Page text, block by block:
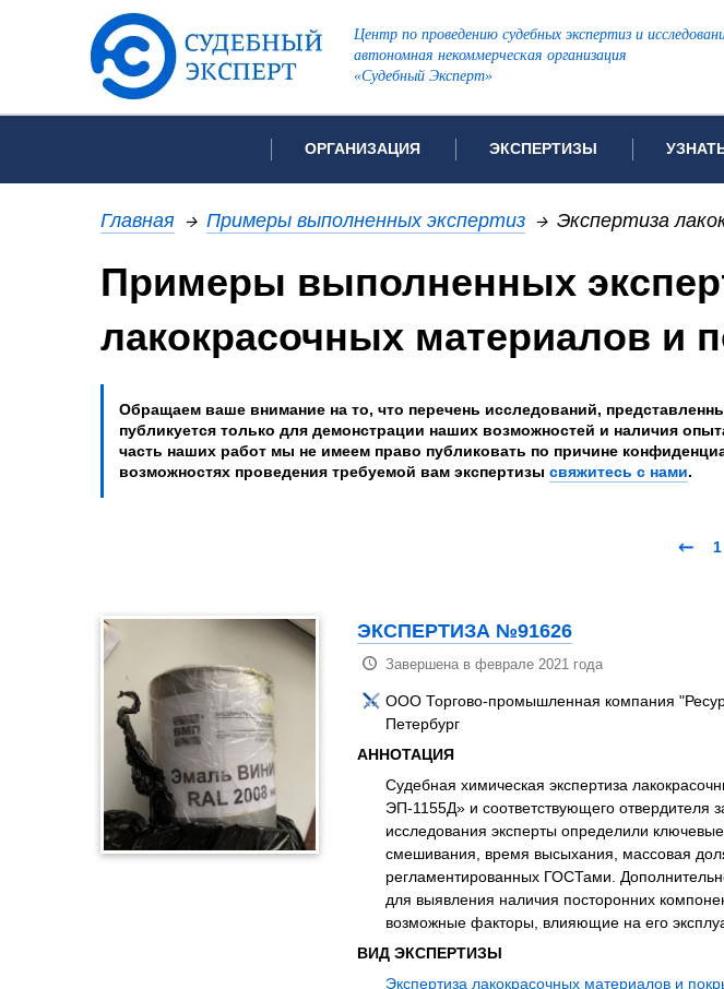
Центр по проведению судебных экспертиз и
автономная некоммерческая организация
«Судебный Эксперт»
ОРГАНИЗАЦИЯ
Об организации
Рекомендации арбитражных судов
Для СМИ
Политика конфиденциальности
ЭКСПЕРТИЗЫ
Список всех видов проводимых экспертиз
Видеотехническая экспертиза
Лингвистическая экспертиза
Оценочная экспертиза
Пожарно-техническая экспертиза
Частые
Главная → Примеры выполненных экспертиз → Экспертиза
Примеры выполненных
лакокрасочных материалов и
Обращаем ваше внимание на то, что перечень исследований,
публикуется только для демонстрации наших возможностей и наличия
часть наших работ мы не имеем право публиковать по причине
возможностях проведения требуемой вам экспертизы свяжитесь с нами.
← 1
ЭКСПЕРТИЗА №91626
Завершена в феврале 2021 года
ООО Торгово-промышленная компания
Петербург
АННОТАЦИЯ
Судебная химическая экспертиза
ЭП-1155Д» и соответствующего отвердителя
исследования эксперты определили
смешивания, время высыхания, массовая
регламентированных ГОСТами.
для выявления наличия посторонних
возможные факторы, влияющие на его
ВИД ЭКСПЕРТИЗЫ
Экспертиза лакокрасочных материалов и